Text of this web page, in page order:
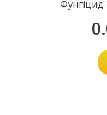
Фунгiцид